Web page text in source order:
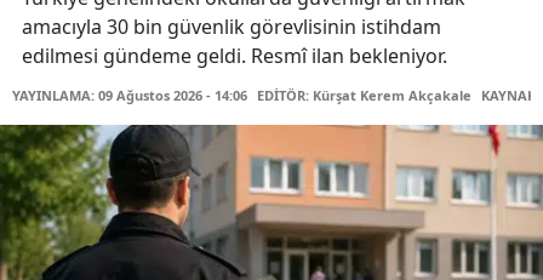
amacıyla 30 bin güvenlik görevlisinin istihdam
edilmesi gündeme geldi. Resmî ilan bekleniyor.
YAYINLAMA: 09 Ağustos 2026 - 14:06 EDİTÖR: Kürşat Kerem Akçakale KAYNAK: